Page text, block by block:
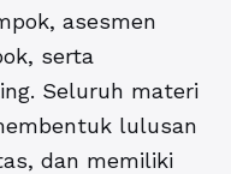
asesmen
serta
Seluruh materi
lulusan
dan memiliki